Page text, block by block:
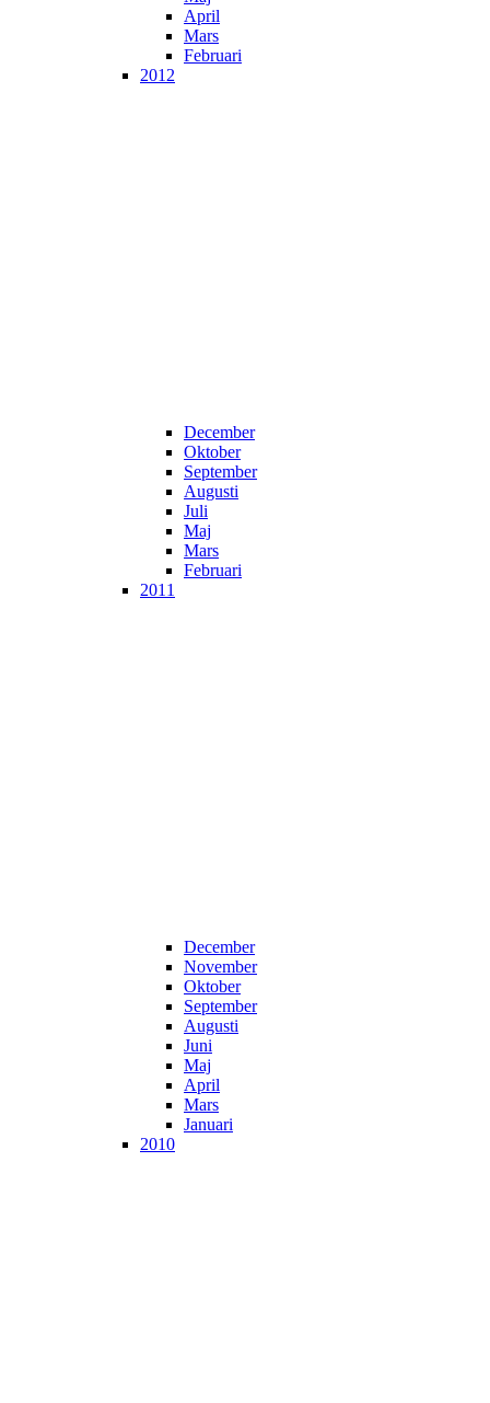
April
Mars
Februari
2012
December
Oktober
September
Augusti
Juli
Maj
Mars
Februari
2011
December
November
Oktober
September
Augusti
Juni
Maj
April
Mars
Januari
2010